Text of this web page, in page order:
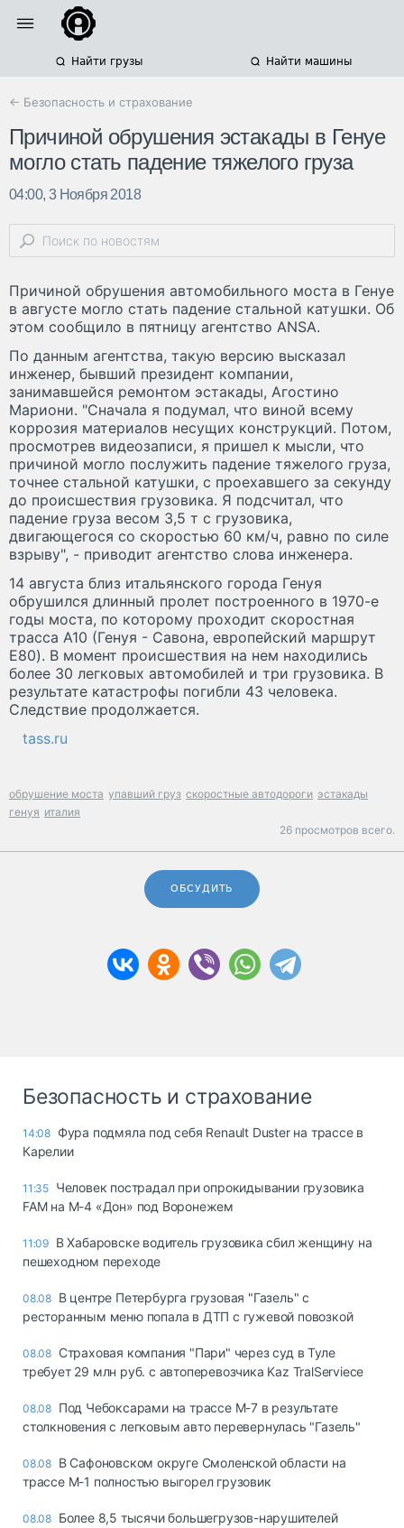
Найти грузы Найти машины
← Безопасность и страхование
Причиной обрушения эстакады в Генуе
могло стать падение тяжелого груза
04:00, 3 Ноября 2018
Причиной обрушения автомобильного моста в Генуе
в августе могло стать падение стальной катушки. Об
этом сообщило в пятницу агентство ANSA.
По данным агентства, такую версию высказал
инженер, бывший президент компании,
занимавшейся ремонтом эстакады, Агостино
Мариони. "Сначала я подумал, что виной всему
коррозия материалов несущих конструкций. Потом,
просмотрев видеозаписи, я пришел к мысли, что
причиной могло послужить падение тяжелого груза,
точнее стальной катушки, с проехавшего за секунду
до происшествия грузовика. Я подсчитал, что
падение груза весом 3,5 т с грузовика,
двигающегося со скоростью 60 км/ч, равно по силе
взрыву", - приводит агентство слова инженера.
14 августа близ итальянского города Генуя
обрушился длинный пролет построенного в 1970-е
годы моста, по которому проходит скоростная
трасса A10 (Генуя - Савона, европейский маршрут
Е80). В момент происшествия на нем находились
более 30 легковых автомобилей и три грузовика. В
результате катастрофы погибли 43 человека.
Следствие продолжается.
tass.ru
обрушение моста упавший груз скоростные автодороги эстакады
генуя италия
26 просмотров всего.
ОБСУДИТЬ
Безопасность и страхование
14:08 Фура подмяла под себя Renault Duster на трассе в
Карелии
11:35 Человек пострадал при опрокидывании грузовика
FAM на М-4 «Дон» под Воронежем
11:09 В Хабаровске водитель грузовика сбил женщину на
пешеходном переходе
08.08 В центре Петербурга грузовая "Газель" с
ресторанным меню попала в ДТП с гужевой повозкой
08.08 Страховая компания "Пари" через суд в Туле
требует 29 млн руб. с автоперевозчика Kaz TralServiece
08.08 Под Чебоксарами на трассе М-7 в результате
столкновения с легковым авто перевернулась "Газель"
08.08 В Сафоновском округе Смоленской области на
трассе М-1 полностью выгорел грузовик
08.08 Более 8,5 тысячи большегрузов-нарушителей